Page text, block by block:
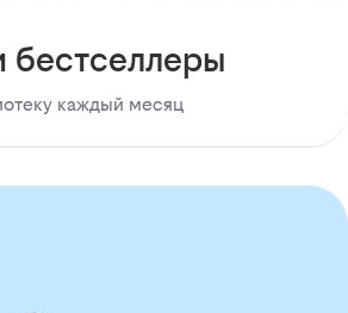
бестселлеры
каждый месяц